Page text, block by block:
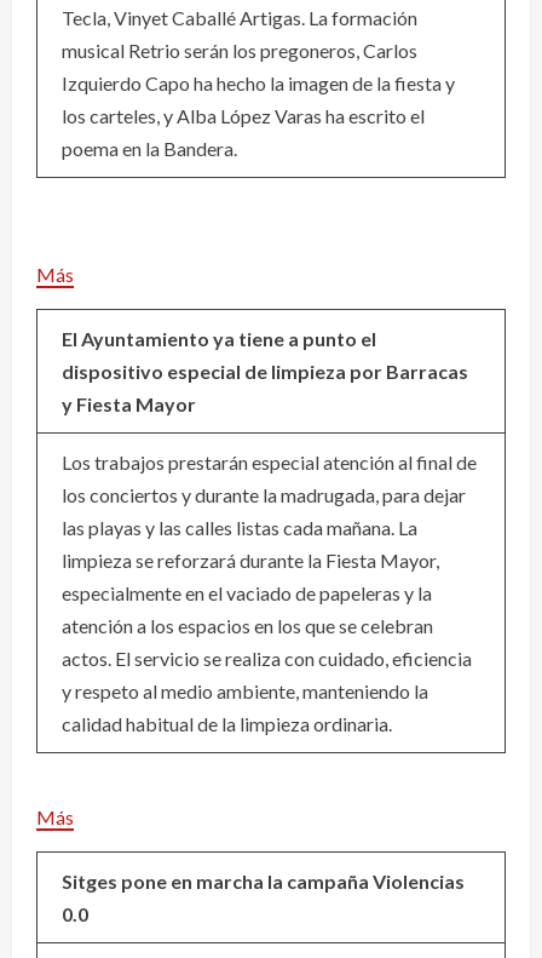
Tecla, Vinyet Caballé Artigas. La formación
musical Retrio serán los pregoneros, Carlos
Izquierdo Capo ha hecho la imagen de la fiesta y
los carteles, y Alba López Varas ha escrito el
poema en la Bandera.
Más
El Ayuntamiento ya tiene a punto el
dispositivo especial de limpieza por Barracas
y Fiesta Mayor
Los trabajos prestarán especial atención al final de
los conciertos y durante la madrugada, para dejar
las playas y las calles listas cada mañana. La
limpieza se reforzará durante la Fiesta Mayor,
especialmente en el vaciado de papeleras y la
atención a los espacios en los que se celebran
actos. El servicio se realiza con cuidado, eficiencia
y respeto al medio ambiente, manteniendo la
calidad habitual de la limpieza ordinaria.
Más
Sitges pone en marcha la campaña Violencias
0.0